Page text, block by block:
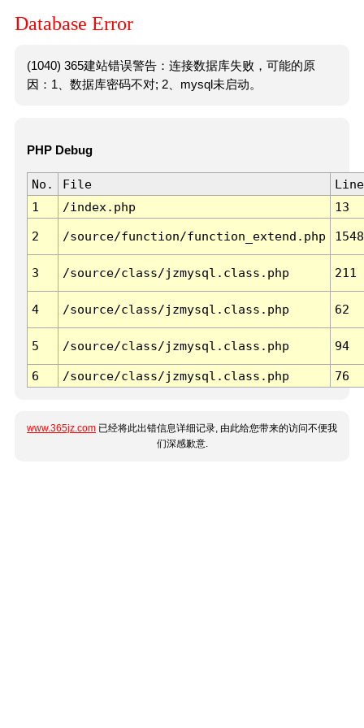
Database Error
(1040) 365建站错误警告：连接数据库失败，可能的原
因：1、数据库密码不对; 2、mysql未启动。
PHP Debug
No. File
Line
1
/index.php 13
2 /source/function/function_extend.php 1548
3 /source/class/jzmysql.class.php 211
4 /source/class/jzmysql.class.php 62
5 /source/class/jzmysql.class.php 94
6 /source/class/jzmysql.class.php 76
www.365jz.com 已经将此出错信息详细记录, 由此给您带来的访问不便我
们深感歉意.